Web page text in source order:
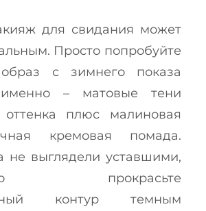
для свидания может
Просто попробуйте
образ с зимнего показа
– матовые тени
оттенка плюс малиновая
кремовая помада.
не выглядели уставшими,
прокрасьте
контур темным